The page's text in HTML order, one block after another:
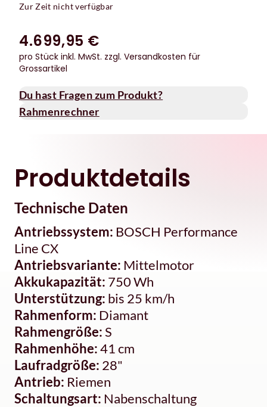
Zur Zeit nicht verfügbar
4.699,95 €
pro Stück inkl. MwSt. zzgl. Versandkosten für
Grossartikel
Du hast Fragen zum Produkt?
Rahmenrechner
Produktdetails
Technische Daten
Antriebssystem: BOSCH Performance
Line CX
Antriebsvariante: Mittelmotor
Akkukapazität: 750 Wh
Unterstützung: bis 25 km/h
Rahmenform: Diamant
Rahmengröße:S
Rahmenhöhe:41 cm
Laufradgröße: 28"
Antrieb: Riemen
Schaltungsart: Nabenschaltung